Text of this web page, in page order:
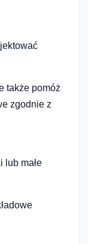
także pomóż
zgodnie z
lub małe